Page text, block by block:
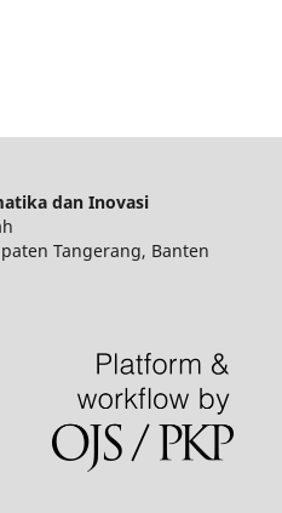
dan Inovasi
Tangerang, Banten